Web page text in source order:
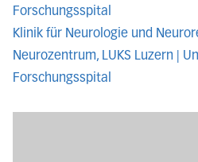
Forschungsspital
Klinik für Neurologie und
Neurozentrum, LUKS Luzern |
Forschungsspital